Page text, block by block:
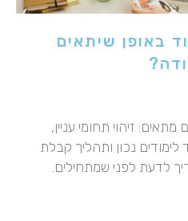
באופן שיתאים
זיהוי תחומי עניין,
לימודים נכון ותהליך קבלת
לדעת לפני שמתחילים.